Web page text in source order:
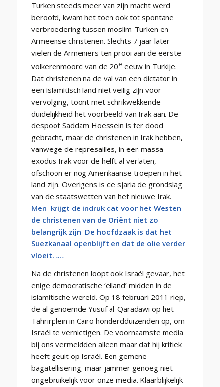
Turken steeds meer van zijn macht werd
beroofd, kwam het toen ook tot spontane
verbroedering tussen moslim-Turken en
Armeense christenen. Slechts 7 jaar later
vielen de Armeniërs ten prooi aan de eerste
volkerenmoord van de 20e eeuw in Turkije.
Dat christenen na de val van een dictator in
een islamitisch land niet veilig zijn voor
vervolging, toont met schrikwekkende
duidelijkheid het voorbeeld van Irak aan. De
despoot Saddam Hoessein is ter dood
gebracht, maar de christenen in Irak hebben,
vanwege de represailles, in een massa-
exodus Irak voor de helft al verlaten,
ofschoon er nog Amerikaanse troepen in het
land zijn. Overigens is de sjaria de grondslag
van de staatswetten van het nieuwe Irak.
Men krijgt de indruk dat voor het Westen
de christenen van de Oriënt niet zo
belangrijk zijn. De hoofdzaak is dat het
Suezkanaal openblijft en dat de olie verder
vloeit……
Na de christenen loopt ook Israël gevaar, het
enige democratische ‘eiland’ midden in de
islamitische wereld. Op 18 februari 2011 riep,
de al genoemde Yusuf al-Qaradawi op het
Tahrirplein in Cairo honderdduizenden op, om
Israël te vernietigen. De voornaamste media
bij ons vermeldden alleen maar dat hij kritiek
heeft geuit op Israël. Een gemene
bagatellisering, maar jammer genoeg niet
ongebruikelijk voor onze media. Klaarblijkelijk